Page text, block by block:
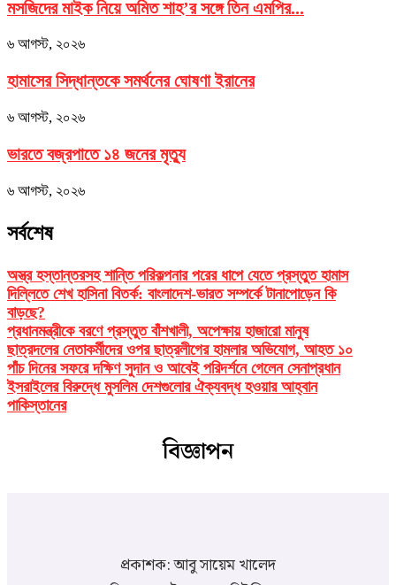
মসজিদের মাইক নিয়ে অমিত শাহ’র সঙ্গে তিন এমপির...
৬ আগস্ট, ২০২৬
হামাসের সিদ্ধান্তকে সমর্থনের ঘোষণা ইরানের
৬ আগস্ট, ২০২৬
ভারতে বজ্রপাতে ১৪ জনের মৃত্যু
৬ আগস্ট, ২০২৬
সর্বশেষ
অস্ত্র হস্তান্তরসহ শান্তি পরিকল্পনার পরের ধাপে যেতে প্রস্তুত হামাস
দিল্লিতে শেখ হাসিনা বিতর্ক: বাংলাদেশ-ভারত সম্পর্কে টানাপোড়েন কি
বাড়ছে?
প্রধানমন্ত্রীকে বরণে প্রস্তুত বাঁশখালী, অপেক্ষায় হাজারো মানুষ
ছাত্রদলের নেতাকর্মীদের ওপর ছাত্রলীগের হামলার অভিযোগ, আহত ১০
পাঁচ দিনের সফরে দক্ষিণ সুদান ও আবেই পরিদর্শনে গেলেন সেনাপ্রধান
ইসরাইলের বিরুদ্ধে মুসলিম দেশগুলোর ঐক্যবদ্ধ হওয়ার আহ্বান
পাকিস্তানের
বিজ্ঞাপন
প্রকাশক: আবু সায়েম খালেদ